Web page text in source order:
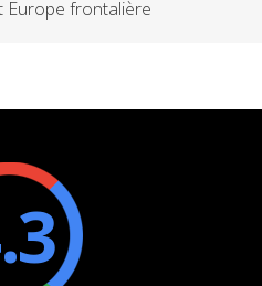
Europe frontalière